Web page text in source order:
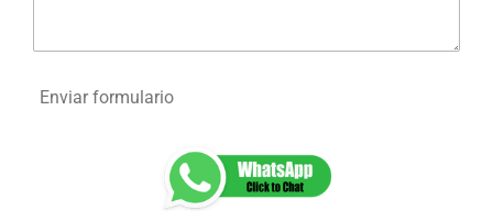
Enviar formulario